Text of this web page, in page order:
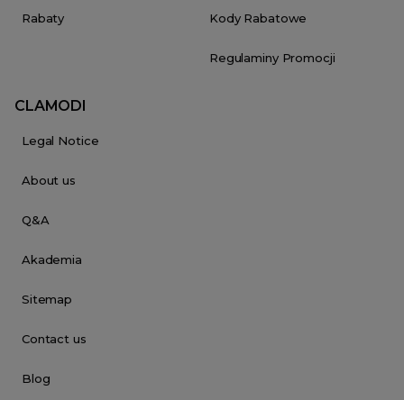
Rabaty Kody Rabatowe
Regulaminy Promocji
CLAMODI
Legal Notice
About us
Q&A
Akademia
Sitemap
Contact us
Blog